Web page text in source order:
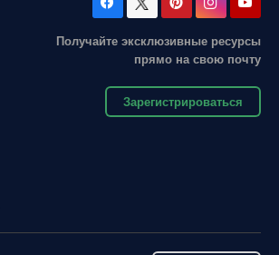
Получайте эксклюзивные ресурсы
прямо на свою почту
Зарегистрироваться